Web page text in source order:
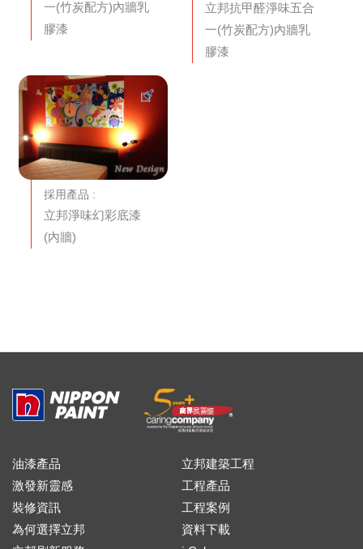
一(竹炭配方)內牆乳
膠漆
立邦抗甲醛淨味五合
一(竹炭配方)內牆乳
膠漆
採用產品 :
立邦淨味幻彩底漆
(內牆)
油漆產品
激發新靈感
裝修資訊
為何選擇立邦
立邦建築工程
工程產品
工程案例
資料下載